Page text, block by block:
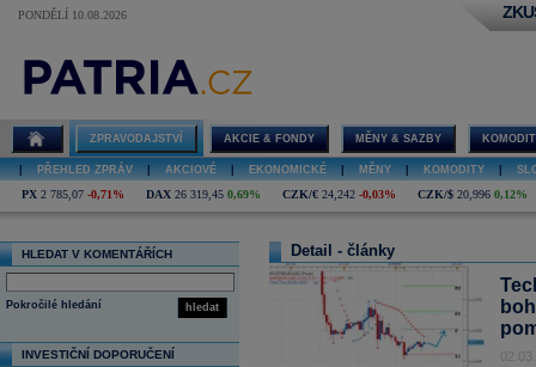
PONDĚLÍ 10.08.2026
ZPRAVODAJSTVÍ AKCIE & FONDY MĚNY & SAZBY
PŘEHLED ZPRÁV AKCIOVÉ EKONOMICKÉ MĚNY KOMODITY
PX 2 785,07 -0,71% DAX 26 319,45 0,69% CZK/€ 24,242 -0,03% CZK/$ 20,996 0,12%
HLEDAT V KOMENTÁŘÍCH
hledat
Pokročilé hledání
INVESTIČNÍ DOPORUČENÍ
Detail - články